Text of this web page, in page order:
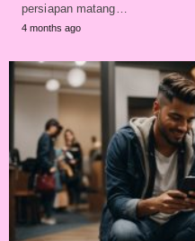
persiapan matang…
4 months ago